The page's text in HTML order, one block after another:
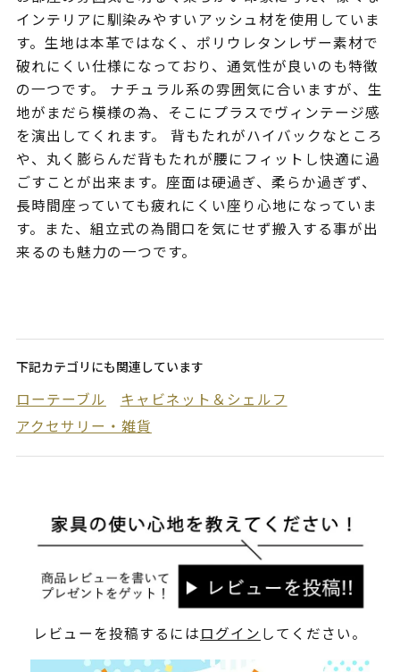
インテリアに馴染みやすいアッシュ材を使用していま
す。生地は本革ではなく、ポリウレタンレザー素材で
破れにくい仕様になっており、通気性が良いのも特徴
の一つです。 ナチュラル系の雰囲気に合いますが、生
地がまだら模様の為、そこにプラスでヴィンテージ感
を演出してくれます。 背もたれがハイバックなところ
や、丸く膨らんだ背もたれが腰にフィットし快適に過
ごすことが出来ます。座面は硬過ぎ、柔らか過ぎず、
長時間座っていても疲れにくい座り心地になっていま
す。また、組立式の為間口を気にせず搬入する事が出
来るのも魅力の一つです。
下記カテゴリにも関連しています
ローテーブル
キャビネット＆シェルフ
アクセサリー・雑貨
レビューを投稿するにはログイン してください。